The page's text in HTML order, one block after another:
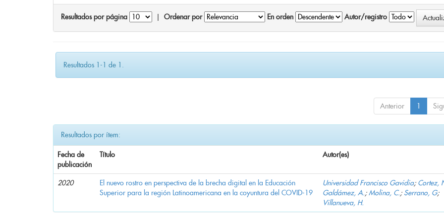
Resultados por página Ordenar por En orden Autor/registro
Resultados 1-1 de 1.
Anterior 1
Resultados por ítem:
Fecha de
publicación
Título Autor(es)
2020
El nuevo rostro en perspectiva de la brecha digital en la Educación
Superior para la región Latinoamericana en la coyuntura del COVID-19
Universidad Francisco Gavidia; Cortez,
Galdámez, A.;Molina, C.; Serrano, G;
Villanueva, H.